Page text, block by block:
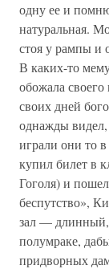
одну ее и
натуральная.
стоя у рампы и
В каких-то
обожала
своих дней
однажды
играли они то
купил билет в
Гоголя) и
беспутство»,
зал —
полумраке,
придворных